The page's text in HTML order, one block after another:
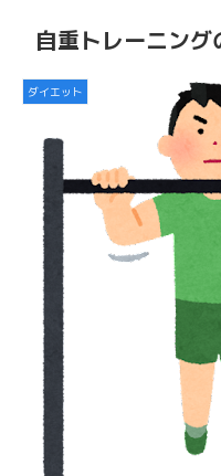
自重トレーニング
ダイエット